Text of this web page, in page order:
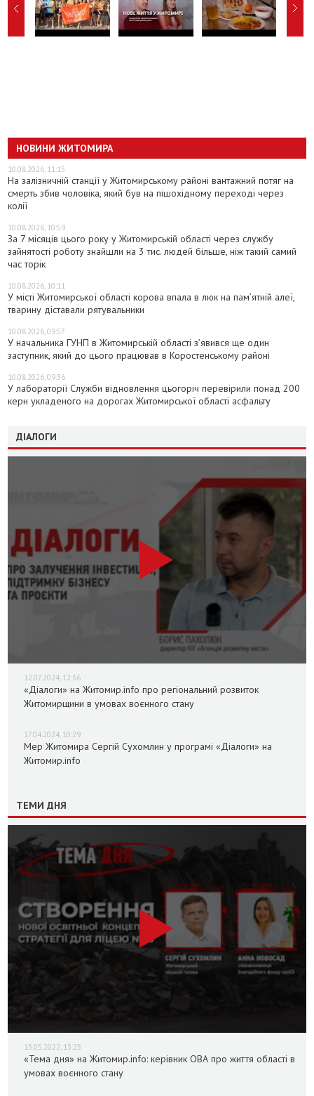
НОВИНИ ЖИТОМИРА
10.08.2026, 11:15
На залізничній станції у Житомирському районі вантажний потяг на
смерть збив чоловіка, який був на пішохідному переході через
колії
10.08.2026, 10:59
За 7 місяців цього року у Житомирській області через службу
зайнятості роботу знайшли на 3 тис. людей більше, ніж такий самий
час торік
10.08.2026, 10:11
У місті Житомирської області корова впала в люк на пам’ятній алеї,
тварину діставали рятувальники
10.08.2026, 09:57
У начальника ГУНП в Житомирській області з’явився ще один
заступник, який до цього працював в Коростенському районі
10.08.2026, 09:36
У лабораторії Служби відновлення цьогоріч перевірили понад 200
керн укладеного на дорогах Житомирської області асфальту
ДІАЛОГИ
12.07.2024, 12:36
«Діалоги» на Житомир.info про регіональний розвиток
Житомирщини в умовах воєнного стану
17.04.2024, 10:29
Мер Житомира Сергій Сухомлин у програмі «Діалоги» на
Житомир.info
ТЕМИ ДНЯ
13.05.2022, 13:25
«Тема дня» на Житомир.info: керівник ОВА про життя області в
умовах воєнного стану